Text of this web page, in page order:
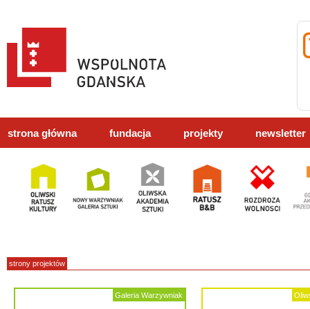
strona główna fundacja projekty newsletter
strony projektów
Galeria Warzywniak